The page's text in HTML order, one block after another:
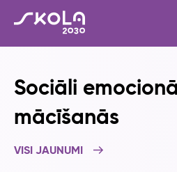
Sociāli
mācīšanās
VISI JAUNUMI